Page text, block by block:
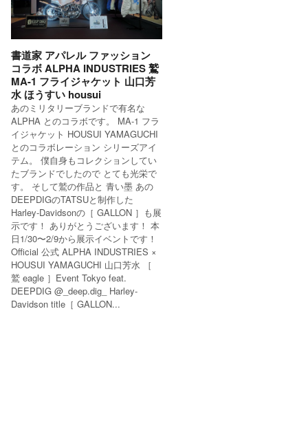
書道家 アパレル ファッション
コラボ ALPHA INDUSTRIES 鷲
MA-1 フライジャケット 山口芳
水 ほうすい housui
あのミリタリーブランドで有名な
ALPHA とのコラボです。 MA-1 フラ
イジャケット HOUSUI YAMAGUCHI
とのコラボレーション シリーズアイ
テム。 僕自身もコレクションしてい
たブランドでしたので とても光栄で
す。 そして鷲の作品と 青い墨 あの
DEEPDIGのTATSUと制作した
Harley-Davidsonの［ GALLON ］も展
示です！ ありがとうございます！ 本
日1/30〜2/9から展示イベントです！
Official 公式 ALPHA INDUSTRIES ×
HOUSUI YAMAGUCHI 山口芳水 ［
鷲 eagle ］Event Tokyo feat.
DEEPDIG @_deep.dig_ Harley-
Davidson title［ GALLON...